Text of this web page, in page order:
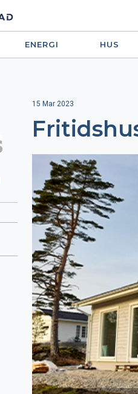
ENERGI HUS
15 Mar 2023